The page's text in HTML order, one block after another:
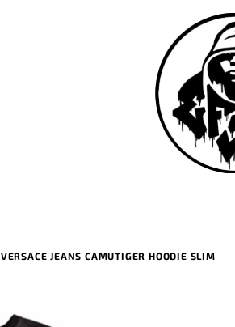
VERSACE JEANS CAMUTIGER HOODIE SLIM